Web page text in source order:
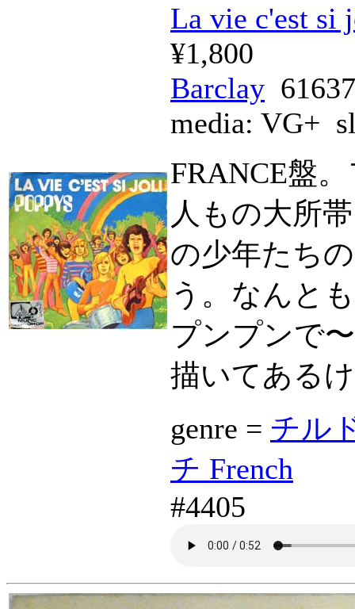
La vie c'est si
¥1,800
Barclay
media: VG+
FRANCE盤
人もの大所
の少年たち
う。なんと
プンプンで
描いてある
genre = チル
チ French
#4405